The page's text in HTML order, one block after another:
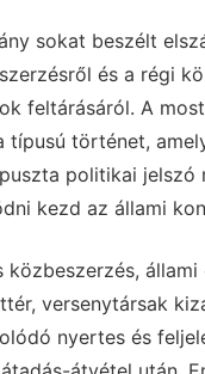
sokat beszélt
és a régi
feltárásáról. A
típusú történet,
politikai jelszó
kezd az állami
közbeszerzés, állami
versenytársak
nyertes és